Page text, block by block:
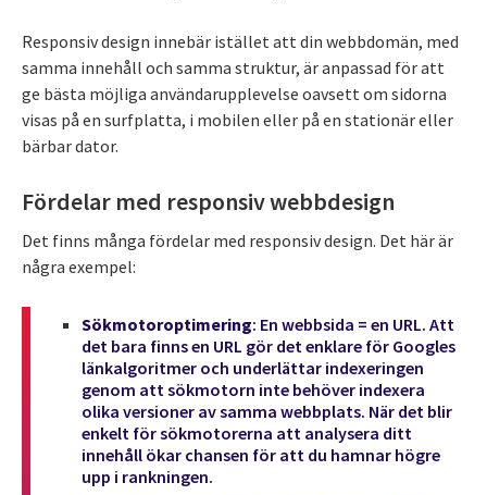
Responsiv design innebär istället att din webbdomän, med
samma innehåll och samma struktur, är anpassad för att
ge bästa möjliga användarupplevelse oavsett om sidorna
visas på en surfplatta, i mobilen eller på en stationär eller
bärbar dator.
Fördelar med responsiv webbdesign
Det finns många fördelar med responsiv design. Det här är
några exempel:
Sökmotoroptimering: En webbsida = en URL. Att
det bara finns en URL gör det enklare för Googles
länkalgoritmer och underlättar indexeringen
genom att sökmotorn inte behöver indexera
olika versioner av samma webbplats. När det blir
enkelt för sökmotorerna att analysera ditt
innehåll ökar chansen för att du hamnar högre
upp i rankningen.